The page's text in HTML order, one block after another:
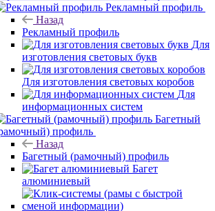
Рекламный профиль
Назад
Рекламный профиль
Для
изготовления световых букв
Для изготовления световых коробов
Для
информационных систем
Багетный
профиль
Назад
Багетный (рамочный) профиль
Багет
алюминиевый